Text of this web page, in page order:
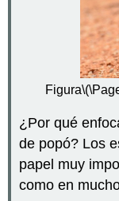
Atribuciones
Figura
¿Por qué
de popó? Los
papel muy
como en